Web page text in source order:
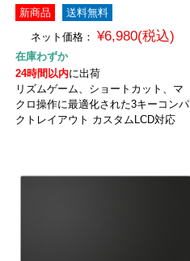
新商品
送料無料
ネット価格：
¥6,980(税込)
在庫わずか
24時間以内に出荷
リズムゲーム、ショートカット、マ
クロ操作に最適化された3キーコンパ
クトレイアウト カスタムLCD対応